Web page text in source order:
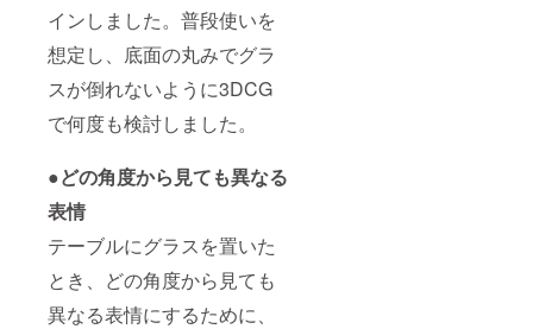
インしました。普段使いを
想定し、底面の丸みでグラ
スが倒れないように3DCG
で何度も検討しました。
●どの角度から見ても異なる
表情
テーブルにグラスを置いた
とき、どの角度から見ても
異なる表情にするために、